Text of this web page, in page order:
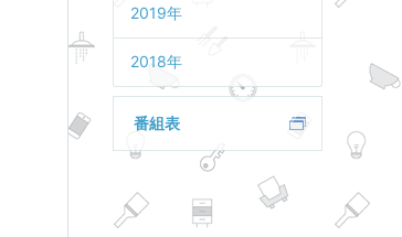
2019年
2018年
番組表